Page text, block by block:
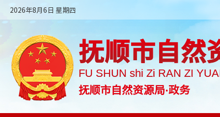
2026年8月6日 星期四
抚顺市自然
FU SHUN shi Zi RAN ZI
抚顺市自然资源局·政务